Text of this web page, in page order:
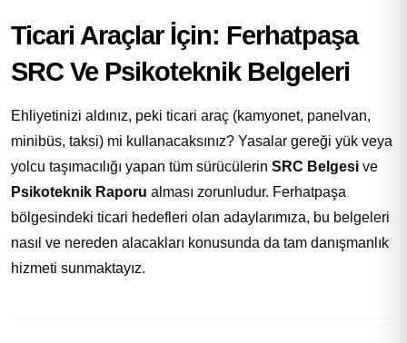
Ticari Araçlar İçin: Ferhatpaşa
SRC Ve Psikoteknik Belgeleri
Ehliyetinizi aldınız, peki ticari araç (kamyonet, panelvan,
minibüs, taksi) mi kullanacaksınız? Yasalar gereği yük veya
yolcu taşımacılığı yapan tüm sürücülerin SRC Belgesi ve
Psikoteknik Raporu alması zorunludur. Ferhatpaşa
bölgesindeki ticari hedefleri olan adaylarımıza, bu belgeleri
nasıl ve nereden alacakları konusunda da tam danışmanlık
hizmeti sunmaktayız.